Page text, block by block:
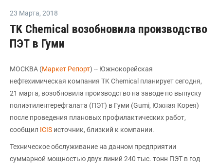
23 Марта, 2018
TK Chemical возобновила производство
ПЭТ в Гуми
МОСКВА (Маркет Репорт) -- Южнокорейская
нефтехимическая компания ТK Chemical планирует сегодня,
21 марта, возобновила производство на заводе по выпуску
полиэтилентерефталата (ПЭТ) в Гуми (Gumi, Южная Корея)
после проведения плановых профилактических работ,
сообщил ICIS источник, близкий к компании.
Техническое обслуживание на данном предприятии
суммарной мощностью двух линий 240 тыс. тонн ПЭТ в год